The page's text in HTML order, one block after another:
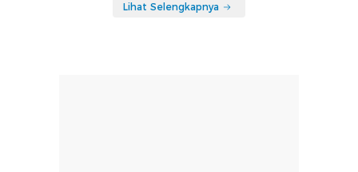
Lihat Selengkapnya